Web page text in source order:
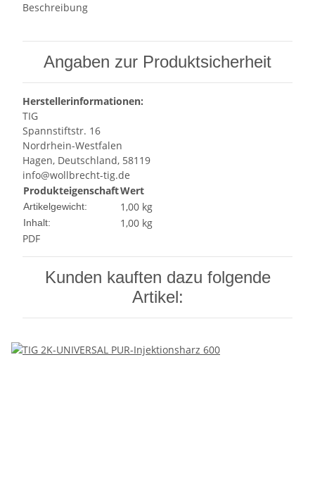
Beschreibung
Angaben zur Produktsicherheit
Herstellerinformationen:
TIG
Spannstiftstr. 16
Nordrhein-Westfalen
Hagen, Deutschland, 58119
info@wollbrecht-tig.de
ProdukteigenschaftWert
Artikelgewicht: 1,00 kg
Inhalt:
1,00 kg
PDF
Kunden kauften dazu folgende
Artikel: